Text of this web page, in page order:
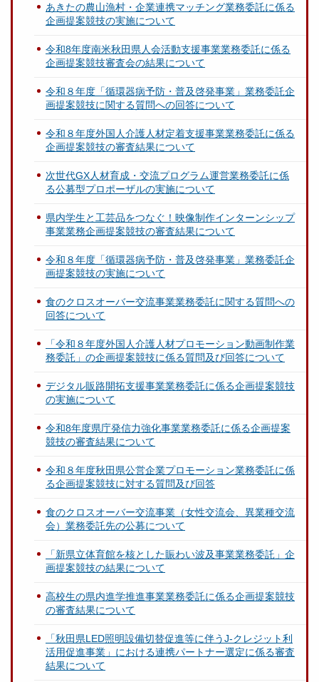
あきたの農山漁村・企業連携マッチング業務委託に係る
企画提案競技の実施について
令和8年度南米秋田県人会活動支援事業業務委託に係る
企画提案競技審査会の結果について
令和８年度「循環器病予防・普及啓発事業」業務委託企
画提案競技に関する質問への回答について
令和８年度外国人介護人材定着支援事業業務委託に係る
企画提案競技の審査結果について
次世代GX人材育成・交流プログラム運営業務委託に係
る公募型プロポーザルの実施について
県内学生と工芸品をつなぐ！映像制作インターンシップ
事業業務企画提案競技の審査結果について
令和８年度「循環器病予防・普及啓発事業」業務委託企
画提案競技の実施について
食のクロスオーバー交流事業業務委託に関する質問への
回答について
「令和８年度外国人介護人材プロモーション動画制作業
務委託」の企画提案競技に係る質問及び回答について
デジタル販路開拓支援事業業務委託に係る企画提案競技
の実施について
令和8年度県庁発信力強化事業業務委託に係る企画提案
競技の審査結果について
令和８年度秋田県公営企業プロモーション業務委託に係
る企画提案競技に対する質問及び回答
食のクロスオーバー交流事業（女性交流会、異業種交流
会）業務委託先の公募について
「新県立体育館を核とした賑わい波及事業業務委託」企
画提案競技の結果について
高校生の県内進学推進事業業務委託に係る企画提案競技
の審査結果について
「秋田県LED照明設備切替促進等に伴うJ-クレジット利
活用促進事業」における連携パートナー選定に係る審査
結果について